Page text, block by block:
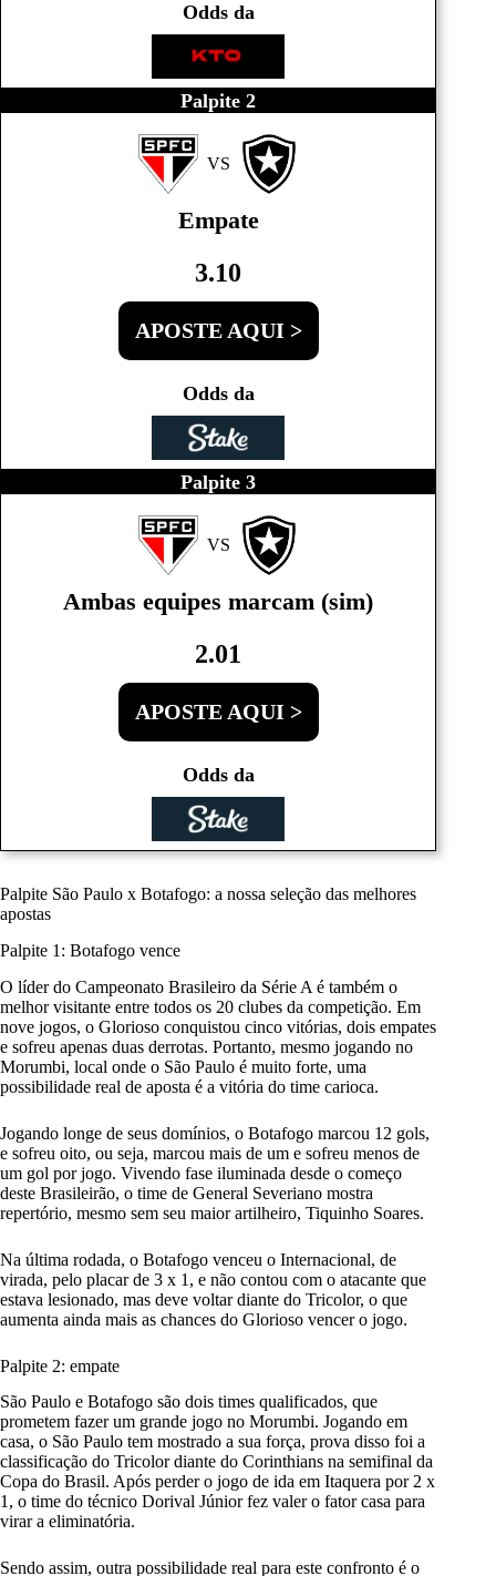
Odds da
Palpite 2
VS
Empate
3.10
APOSTE AQUI >
Odds da
Palpite 3
VS
Ambas equipes marcam (sim)
2.01
APOSTE AQUI >
Odds da
Palpite São Paulo x Botafogo: a nossa seleção das melhores
apostas
Palpite 1: Botafogo vence
O líder do Campeonato Brasileiro da Série A é também o
melhor visitante entre todos os 20 clubes da competição. Em
nove jogos, o Glorioso conquistou cinco vitórias, dois empates
e sofreu apenas duas derrotas. Portanto, mesmo jogando no
Morumbi, local onde o São Paulo é muito forte, uma
possibilidade real de aposta é a vitória do time carioca.
Jogando longe de seus domínios, o Botafogo marcou 12 gols,
e sofreu oito, ou seja, marcou mais de um e sofreu menos de
um gol por jogo. Vivendo fase iluminada desde o começo
deste Brasileirão, o time de General Severiano mostra
repertório, mesmo sem seu maior artilheiro, Tiquinho Soares.
Na última rodada, o Botafogo venceu o Internacional, de
virada, pelo placar de 3 x 1, e não contou com o atacante que
estava lesionado, mas deve voltar diante do Tricolor, o que
aumenta ainda mais as chances do Glorioso vencer o jogo.
Palpite 2: empate
São Paulo e Botafogo são dois times qualificados, que
prometem fazer um grande jogo no Morumbi. Jogando em
casa, o São Paulo tem mostrado a sua força, prova disso foi a
classificação do Tricolor diante do Corinthians na semifinal da
Copa do Brasil. Após perder o jogo de ida em Itaquera por 2 x
1, o time do técnico Dorival Júnior fez valer o fator casa para
virar a eliminatória.
Sendo assim, outra possibilidade real para este confronto é o